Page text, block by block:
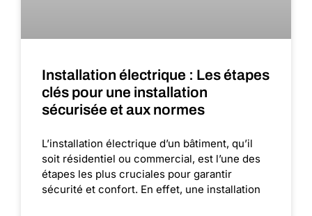
Installation électrique : Les étapes
clés pour une installation
sécurisée et aux normes
L’installation électrique d’un bâtiment, qu’il
soit résidentiel ou commercial, est l’une des
étapes les plus cruciales pour garantir
sécurité et confort. En effet, une installation